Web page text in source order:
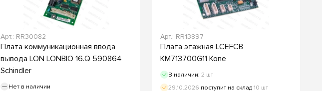
Арт.: RR30082
Плата коммуникационная ввода
вывода LON LONBIO 16.Q 590864
Schindler
Нет в наличии
Арт.: RR13897
Плата этажная LCEFCB
KM713700G11 Kone
В наличии: 2 шт
29.10.2026 поступит на склад 10 шт